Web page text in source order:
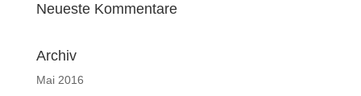
Neueste Kommentare
Archiv
Mai 2016